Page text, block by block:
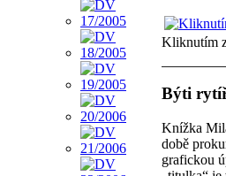
Kliknutím
Býti
Knížka
době
grafickou